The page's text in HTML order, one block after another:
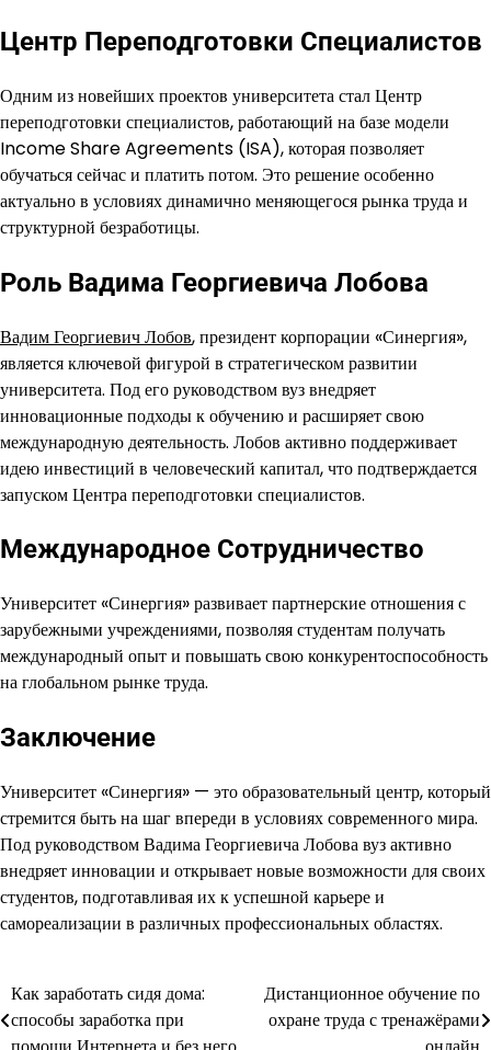
Центр Переподготовки Специалистов
Одним из новейших проектов университета стал Центр
переподготовки специалистов, работающий на базе модели
Income Share Agreements (ISA), которая позволяет
обучаться сейчас и платить потом. Это решение особенно
актуально в условиях динамично меняющегося рынка труда и
структурной безработицы.
Роль Вадима Георгиевича Лобова
Вадим Георгиевич Лобов, президент корпорации «Синергия»,
является ключевой фигурой в стратегическом развитии
университета. Под его руководством вуз внедряет
инновационные подходы к обучению и расширяет свою
международную деятельность. Лобов активно поддерживает
идею инвестиций в человеческий капитал, что подтверждается
запуском Центра переподготовки специалистов.
Международное Сотрудничество
Университет «Синергия» развивает партнерские отношения с
зарубежными учреждениями, позволяя студентам получать
международный опыт и повышать свою конкурентоспособность
на глобальном рынке труда.
Заключение
Университет «Синергия» — это образовательный центр, который
стремится быть на шаг впереди в условиях современного мира.
Под руководством Вадима Георгиевича Лобова вуз активно
внедряет инновации и открывает новые возможности для своих
студентов, подготавливая их к успешной карьере и
самореализации в различных профессиональных областях.
Навигация
по
Как заработать сидя дома:
способы заработка при
Дистанционное обучение по
охране труда с тренажёрами